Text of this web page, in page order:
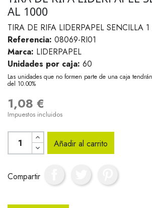
AL 1000
TIRA DE RIFA LIDERPAPEL SENCILLA
Referencia: 08069-RI01
Marca: LIDERPAPEL
Unidades por caja: 60
Las unidades que no formen parte de una caja
del 10.00%
1,08 €
Impuestos incluidos
Añadir al carrito
Compartir